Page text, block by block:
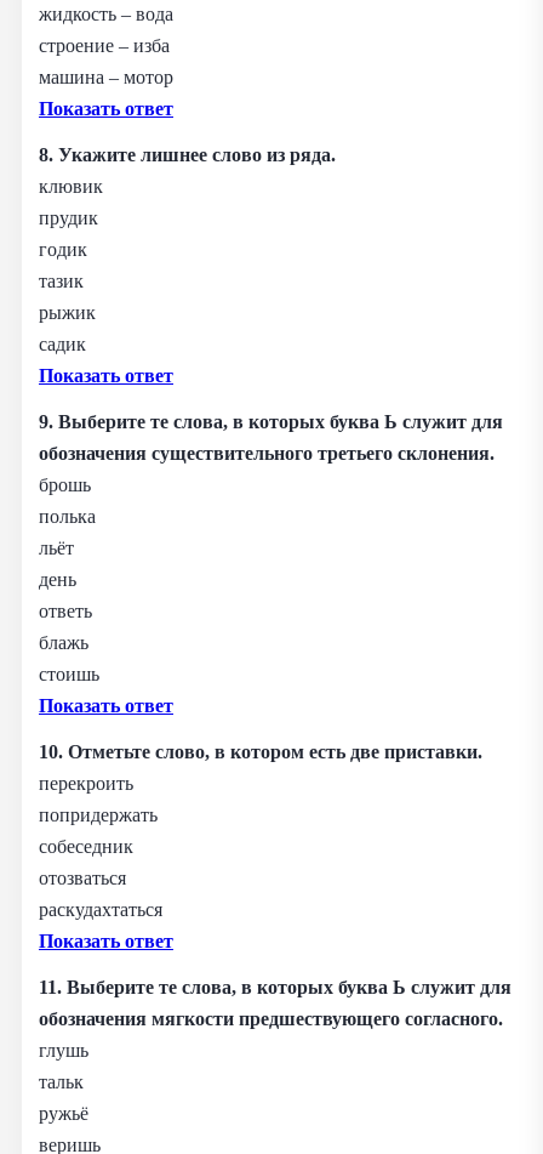
жидкость – вода
строение – изба
машина – мотор
Показать ответ
8. Укажите лишнее слово из ряда.
клювик
прудик
годик
тазик
рыжик
садик
Показать ответ
9. Выберите те слова, в которых буква Ь служит для
обозначения существительного третьего склонения.
брошь
полька
льёт
день
ответь
блажь
стоишь
Показать ответ
10. Отметьте слово, в котором есть две приставки.
перекроить
попридержать
собеседник
отозваться
раскудахтаться
Показать ответ
11. Выберите те слова, в которых буква Ь служит для
обозначения мягкости предшествующего согласного.
глушь
тальк
ружьё
веришь